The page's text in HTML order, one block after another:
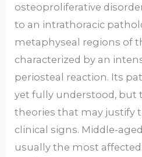
osteoproliferative
to an intrathoracic
metaphyseal regions of
characterized by an
periosteal reaction. Its
yet fully understood, but
theories that may justify
clinical signs. Middle-
usually the most